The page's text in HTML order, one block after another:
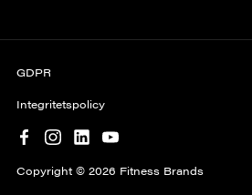
GDPR
Integritetspolicy
Copyright © 2026 Fitness Brands